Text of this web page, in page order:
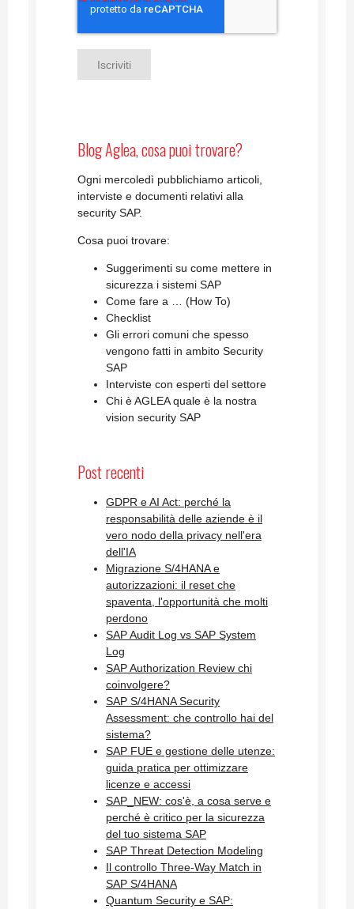
Blog Aglea, cosa puoi trovare?
Ogni mercoledì pubblichiamo articoli,
interviste e documenti relativi alla
security SAP.
Cosa puoi trovare:
Suggerimenti su come mettere in
sicurezza i sistemi SAP
Come fare a … (How To)
Checklist
Gli errori comuni che spesso
vengono fatti in ambito Security
SAP
Interviste con esperti del settore
Chi è AGLEA quale è la nostra
vision security SAP
Post recenti
GDPR e AI Act: perché la
responsabilità delle aziende è il
vero nodo della privacy nell'era
dell'IA
Migrazione S/4HANA e
autorizzazioni: il reset che
spaventa, l'opportunità che molti
perdono
SAP Audit Log vs SAP System
Log
SAP Authorization Review chi
coinvolgere?
SAP S/4HANA Security
Assessment: che controllo hai del
sistema?
SAP FUE e gestione delle utenze:
guida pratica per ottimizzare
licenze e accessi
SAP_NEW: cos'è, a cosa serve e
perché è critico per la sicurezza
del tuo sistema SAP
SAP Threat Detection Modeling
Il controllo Three-Way Match in
SAP S/4HANA
Quantum Security e SAP: